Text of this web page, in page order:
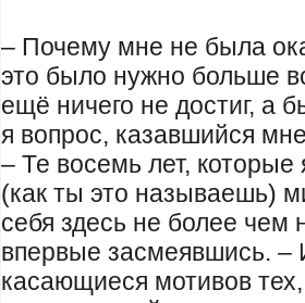
– Почему мне не была
это было нужно больше
ещё ничего не достиг, а
я вопрос, казавшийся
– Те восемь лет,
(как ты это называешь)
себя здесь не более
впервые засмеявшись. –
касающиеся мотивов